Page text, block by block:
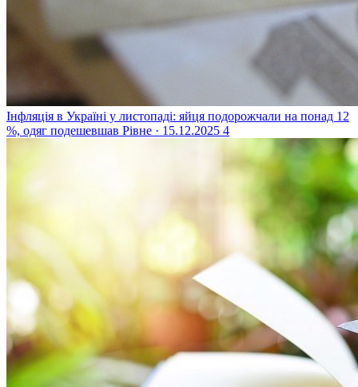
Інфляція в Україні у листопаді: яйця подорожчали на понад 12
%, одяг подешевшав Рівне · 15.12.2025 4